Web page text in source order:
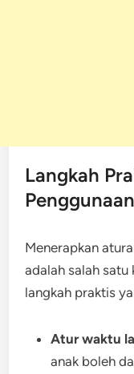
Langkah
Menerapkan
adalah salah satu
langkah praktis
Atur waktu
anak boleh